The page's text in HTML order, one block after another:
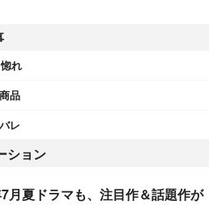
れ
品
レ
ション
月夏ドラマも、注目作＆話題作が